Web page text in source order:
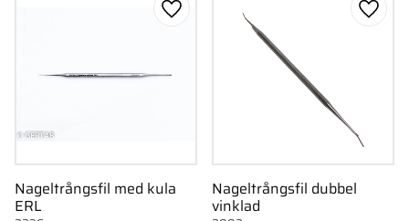
Nageltrångsfil med kula
ERL
Lägg till i favoriter
Nageltrångsfil dubbel
vinklad
Lägg